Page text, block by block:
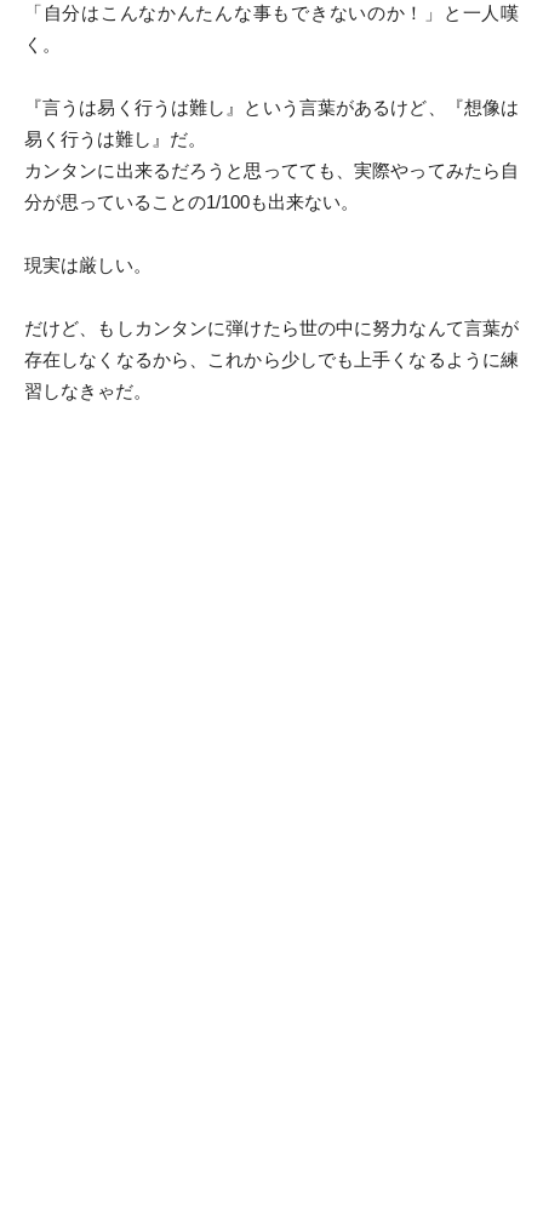
「自分はこんなかんたんな事もできないのか！」と一人嘆
く。
『言うは易く行うは難し』という言葉があるけど、『想像は
易く行うは難し』だ。
カンタンに出来るだろうと思ってても、実際やってみたら自
分が思っていることの1/100も出来ない。
現実は厳しい。
だけど、もしカンタンに弾けたら世の中に努力なんて言葉が
存在しなくなるから、これから少しでも上手くなるように練
習しなきゃだ。